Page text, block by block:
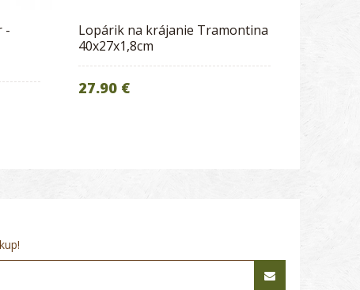
-
Lopárik na krájanie Tramontina
40x27x1,8cm
27.90 €